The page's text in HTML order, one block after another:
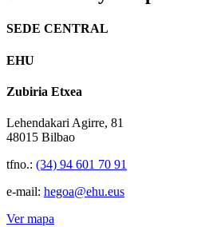
SEDE CENTRAL
EHU
Zubiria Etxea
Lehendakari Agirre, 81
48015 Bilbao
tfno.: (34) 94 601 70 91
e-mail: hegoa@ehu.eus
Ver mapa